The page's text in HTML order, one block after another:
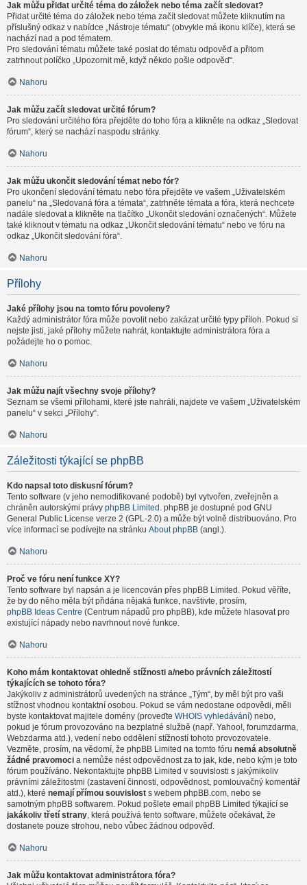
Jak můžu přidat určité téma do záložek nebo téma začít sledovat?
Přidat určité téma do záložek nebo téma začít sledovat můžete kliknutím na
příslušný odkaz v nabídce „Nástroje tématu“ (obvykle má ikonu klíče), která se
nachází nad a pod tématem.
Pro sledování tématu můžete také poslat do tématu odpověď a přitom
zatrhnout políčko „Upozornit mě, když někdo pošle odpověď“.
Nahoru
Jak můžu začít sledovat určité fórum?
Pro sledování určitého fóra přejděte do toho fóra a klikněte na odkaz „Sledovat
fórum“, který se nachází naspodu stránky.
Nahoru
Jak můžu ukončit sledování témat nebo fór?
Pro ukončení sledování tématu nebo fóra přejděte ve vašem „Uživatelském
panelu“ na „Sledovaná fóra a témata“, zatrhněte témata a fóra, která nechcete
nadále sledovat a klikněte na tlačítko „Ukončit sledování označených“. Můžete
také kliknout v tématu na odkaz „Ukončit sledování tématu“ nebo ve fóru na
odkaz „Ukončit sledování fóra“.
Nahoru
Přílohy
Jaké přílohy jsou na tomto fóru povoleny?
Každý administrátor fóra může povolit nebo zakázat určité typy příloh. Pokud si
nejste jisti, jaké přílohy můžete nahrát, kontaktujte administrátora fóra a
požádejte ho o pomoc.
Nahoru
Jak můžu najít všechny svoje přílohy?
Seznam se všemi přílohami, které jste nahráli, najdete ve vašem „Uživatelském
panelu“ v sekci „Přílohy“.
Nahoru
Záležitosti týkající se phpBB
Kdo napsal toto diskusní fórum?
Tento software (v jeho nemodifikované podobě) byl vytvořen, zveřejněn a
chráněn autorskými právy phpBB Limited . phpBB je dostupné pod GNU
General Public License verze 2 (GPL-2.0) a může být volně distribuováno. Pro
více informací se podívejte na stránku About phpBB (angl.).
Nahoru
Proč ve fóru není funkce XY?
Tento software byl napsán a je licencován přes phpBB Limited. Pokud věříte,
že by do něho měla být přidána nějaká funkce, navštivte, prosím,
phpBB Ideas Centre (Centrum nápadů pro phpBB), kde můžete hlasovat pro
existující nápady nebo navrhnout nové funkce.
Nahoru
Koho mám kontaktovat ohledně stížnosti a/nebo právních záležitostí
týkajících se tohoto fóra?
Jakýkoliv z administrátorů uvedených na stránce „Tým“, by měl být pro vaši
stížnost vhodnou kontaktní osobou. Pokud se vám nedostane odpovědi, měli
byste kontaktovat majitele domény (proveďte WHOIS vyhledávání) nebo,
pokud je fórum provozováno na bezplatné službě (např. Yahoo!, forumzdarma,
Webzdarma atd.), vedení nebo oddělení stížností tohoto provozovatele.
Vezměte, prosím, na vědomí, že phpBB Limited na tomto fóru nemá absolutně
žádné pravomoci a nemůže nést odpovědnost za to jak, kde, nebo kým je toto
fórum používáno. Nekontaktujte phpBB Limited v souvislosti s jakýmikoliv
právními záležitostmi (zastavení činnosti, odpovědnost, pomlouvačný komentář
atd.), které nemají přímou souvislost s webem phpBB.com, nebo se
samotným phpBB softwarem. Pokud pošlete email phpBB Limited týkající se
jakákoliv třetí strany, která používá tento software, můžete očekávat, že
dostanete pouze strohou, nebo vůbec žádnou odpověď.
Nahoru
Jak můžu kontaktovat administrátora fóra?